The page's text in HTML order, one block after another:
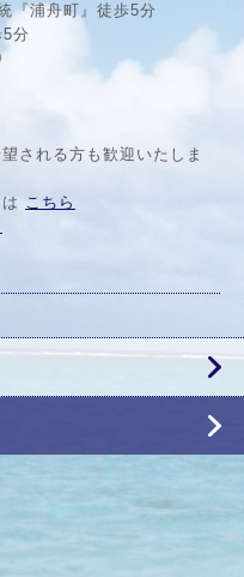
『浦舟町』徒歩5分
分
される方も歓迎いたしま
こちら